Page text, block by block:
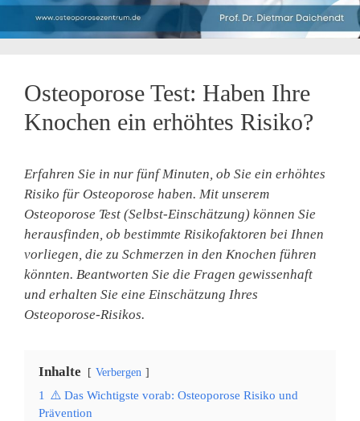
Osteoporose Test: Haben Ihre
Knochen ein erhöhtes Risiko?
Erfahren Sie in nur fünf Minuten, ob Sie ein erhöhtes
Risiko für Osteoporose haben. Mit unserem
Osteoporose Test (Selbst-Einschätzung) können Sie
herausfinden, ob bestimmte Risikofaktoren bei Ihnen
vorliegen, die zu Schmerzen in den Knochen führen
könnten. Beantworten Sie die Fragen gewissenhaft
und erhalten Sie eine Einschätzung Ihres
Osteoporose-Risikos.
Inhalte Verbergen
1 ⚠️ Das Wichtigste vorab: Osteoporose Risiko und
Prävention